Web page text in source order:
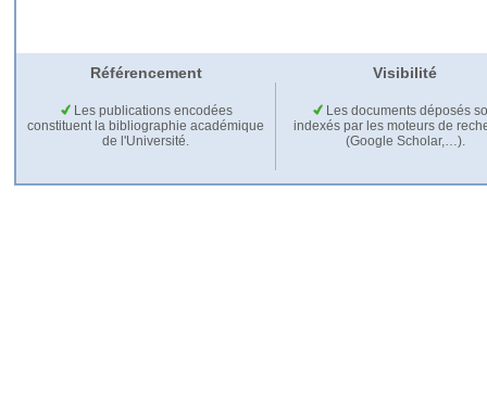
Référencement Visibilité
Les publications encodées
constituent la bibliographie académique
de l'Université.
Les documents déposés
indexés par les moteurs de
(Google Scholar,…).